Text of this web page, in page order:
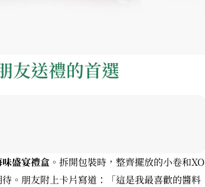
友送禮的首選
味盛宴禮盒 。拆開包裝時，整齊擺放的小卷和XO
。朋友附上卡片寫道：「這是我最喜歡的醬料